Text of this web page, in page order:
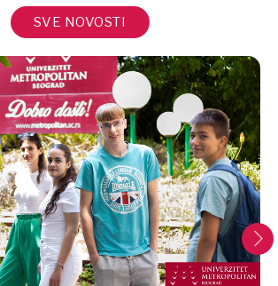
SVE NOVOSTI